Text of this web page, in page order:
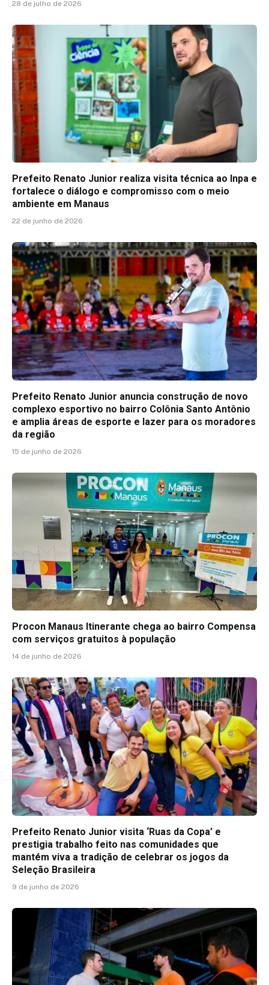
28 de julho de 2026
Prefeito Renato Junior realiza visita técnica ao Inpa e
fortalece o diálogo e compromisso com o meio
ambiente em Manaus
22 de junho de 2026
Prefeito Renato Junior anuncia construção de novo
complexo esportivo no bairro Colônia Santo Antônio
e amplia áreas de esporte e lazer para os moradores
da região
15 de junho de 2026
Procon Manaus Itinerante chega ao bairro Compensa
com serviços gratuitos à população
14 de junho de 2026
Prefeito Renato Junior visita ‘Ruas da Copa’ e
prestigia trabalho feito nas comunidades que
mantém viva a tradição de celebrar os jogos da
Seleção Brasileira
9 de junho de 2026